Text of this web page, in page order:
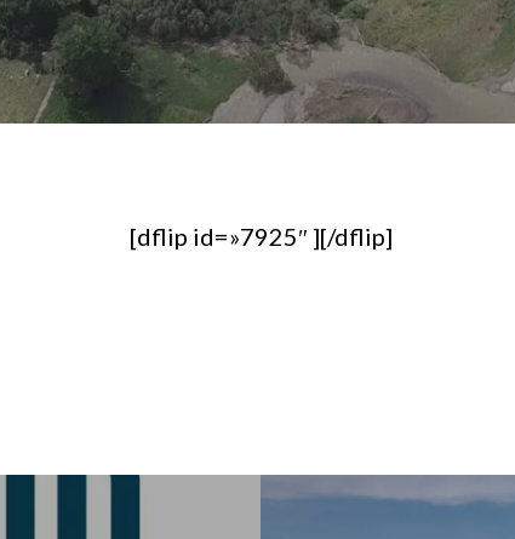
[dflip id=»7925″ ][/dflip]